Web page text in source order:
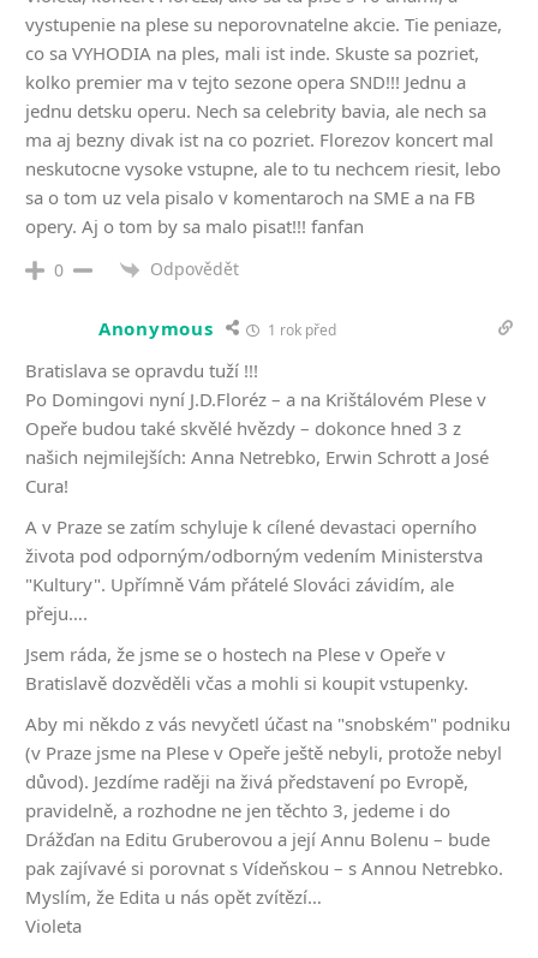
vystupenie na plese su neporovnatelne akcie. Tie peniaze,
co sa VYHODIA na ples, mali ist inde. Skuste sa pozriet,
kolko premier ma v tejto sezone opera SND!!! Jednu a
jednu detsku operu. Nech sa celebrity bavia, ale nech sa
ma aj bezny divak ist na co pozriet. Florezov koncert mal
neskutocne vysoke vstupne, ale to tu nechcem riesit, lebo
sa o tom uz vela pisalo v komentaroch na SME a na FB
opery. Aj o tom by sa malo pisat!!! fanfan
0 Odpovědět
Anonymous 1 rok před
Bratislava se opravdu tuží !!!
Po Domingovi nyní J.D.Floréz – a na Krištálovém Plese v
Opeře budou také skvělé hvězdy – dokonce hned 3 z
našich nejmilejších: Anna Netrebko, Erwin Schrott a José
Cura!
A v Praze se zatím schyluje k cílené devastaci operního
života pod odporným/odborným vedením Ministerstva
"Kultury". Upřímně Vám přátelé Slováci závidím, ale
přeju….
Jsem ráda, že jsme se o hostech na Plese v Opeře v
Bratislavě dozvěděli včas a mohli si koupit vstupenky.
Aby mi někdo z vás nevyčetl účast na "snobském" podniku
(v Praze jsme na Plese v Opeře ještě nebyli, protože nebyl
důvod). Jezdíme raději na živá představení po Evropě,
pravidelně, a rozhodne ne jen těchto 3, jedeme i do
Drážďan na Editu Gruberovou a její Annu Bolenu – bude
pak zajívavé si porovnat s Vídeňskou – s Annou Netrebko.
Myslím, že Edita u nás opět zvítězí…
Violeta